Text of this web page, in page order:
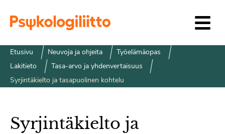
Etusivu Neuvoja ja ohjeita
Työelämäopas
Lakitieto
Tasa-arvo ja yhdenvertaisuus
Syrjintäkielto ja tasapuolinen kohtelu
Syrjintäkielto ja